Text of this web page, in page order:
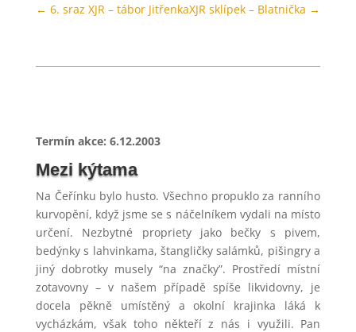
← 6. sraz XJR – tábor JitřenkaXJR sklípek – Blatnička →
Termín akce: 6.12.2003
Mezi kýtama
Na Čeřínku bylo husto. Všechno propuklo za ranního
kurvopění, když jsme se s náčelníkem vydali na místo
určení. Nezbytné propriety jako bečky s pivem,
bedýnky s lahvinkama, štangličky salámků, pišingry a
jiný dobrotky musely “na značky”. Prostředí místní
zotavovny – v našem případě spíše likvidovny, je
docela pěkně umístěný a okolní krajinka láká k
vycházkám, však toho někteří z nás i využili. Pan